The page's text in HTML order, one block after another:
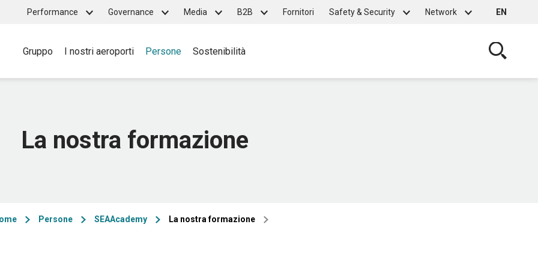
Top
menu
Performance Governance Media B2B Fornitori Safety & Security Network EN
Main
Gruppo I nostri aeroporti Persone Sostenibilità
La nostra formazione
Persone SEAAcademy La nostra formazione